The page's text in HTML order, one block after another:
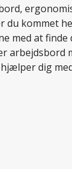
du kommet
med at finde
arbejdsbord
dig